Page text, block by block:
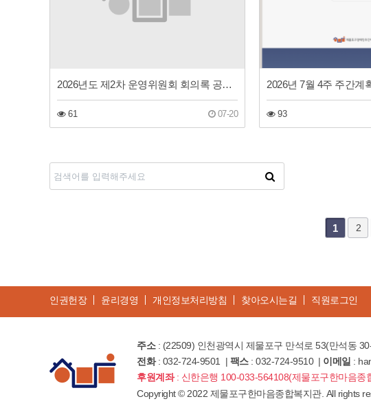
2026년도 제2차 운영위원회 회의록 공개(동구장애인주간보호센터)
61 07-20
2026년 7월 4주 주간계
93
1 2
인권헌장 윤리경영 개인정보처리방침 찾아오시는길 직원로그인
주소: (22509) 인천광역시 제물포구 만석로 53(만석동
전화: 032-724-9501 | 팩스: 032-724-9510 | 이메일 :
후원계좌: 신한은행 100-033-564108(제물포구한마음종
Copyright©2022 제물포구한마음종합복지관. All rights